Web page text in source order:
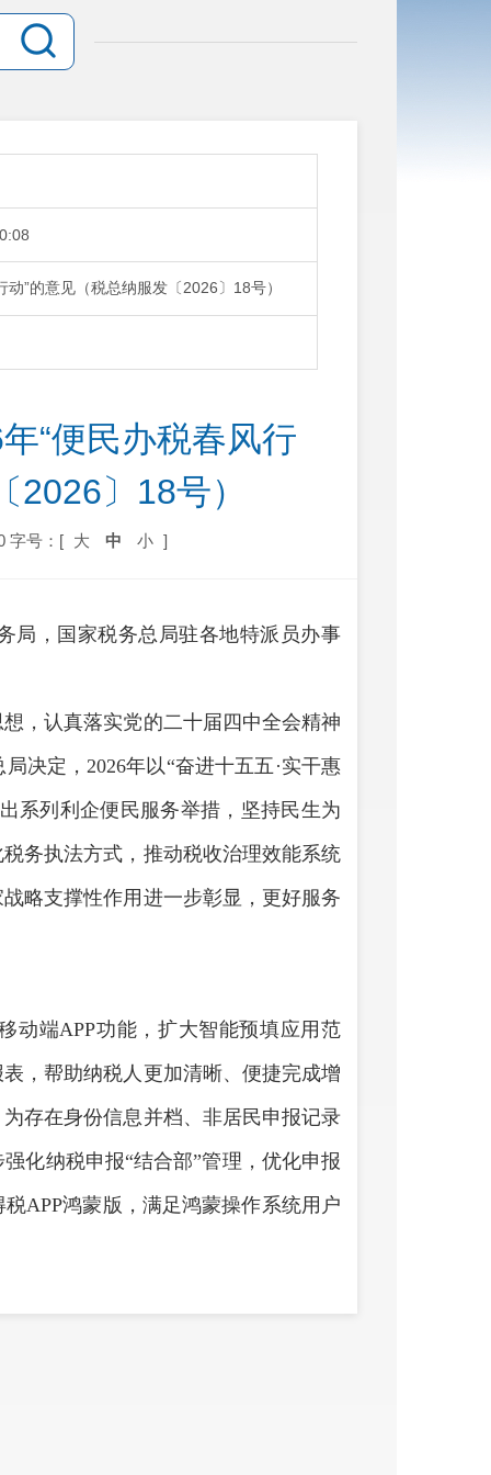
”的意见（税总纳服发〔2026〕18号）
“便民办税春风行
2026〕18号）
字号：[ 大 中 小 ]
局，国家税务总局驻各地特派员办事
，认真落实党的二十届四中全会精神
决定，2026年以“奋进十五五·实干惠
系列利企便民服务举措，坚持民生为
务执法方式，推动税收治理效能系统
略支撑性作用进一步彰显，更好服务
动端APP功能，扩大智能预填应用范
，帮助纳税人更加清晰、便捷完成增
存在身份信息并档、非居民申报记录
化纳税申报“结合部”管理，优化申报
APP鸿蒙版，满足鸿蒙操作系统用户